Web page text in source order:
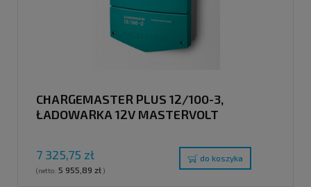
CHARGEMASTER PLUS 12/100-3,
ŁADOWARKA 12V MASTERVOLT
7 325,75 zł
(netto: 5 955,89 zł)
do koszyka